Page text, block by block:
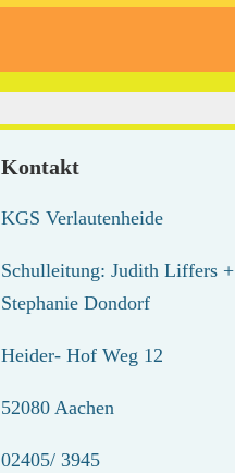
Kontakt
KGS Verlautenheide
Schulleitung: Judith Liffers +
Stephanie Dondorf
Heider- Hof Weg 12
52080 Aachen
02405/ 3945